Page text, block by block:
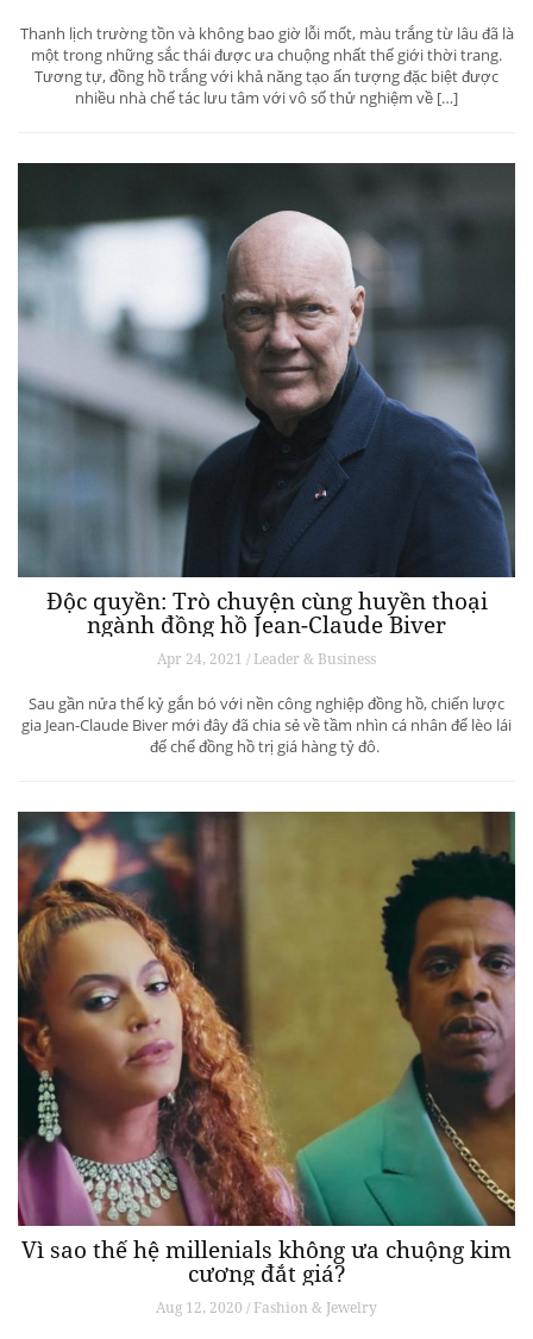
Thanh lịch trường tồn và không bao giờ lỗi mốt, màu trắng từ lâu đã là
một trong những sắc thái được ưa chuộng nhất thế giới thời trang.
Tương tự, đồng hồ trắng với khả năng tạo ấn tượng đặc biệt được
nhiều nhà chế tác lưu tâm với vô số thử nghiệm về […]
Độc quyền: Trò chuyện cùng huyền thoại
ngành đồng hồ Jean-Claude Biver
Apr 24, 2021 / Leader & Business
Sau gần nửa thế kỷ gắn bó với nền công nghiệp đồng hồ, chiến lược
gia Jean-Claude Biver mới đây đã chia sẻ về tầm nhìn cá nhân để lèo lái
đế chế đồng hồ trị giá hàng tỷ đô.
Vì sao thế hệ millenials không ưa chuộng kim
cương đắt giá?
Aug 12, 2020 / Fashion & Jewelry